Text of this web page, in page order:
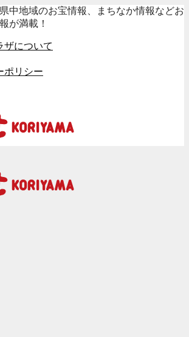
中地域のお宝情報、まちなか情報などお
が満載！
ザについて
ポリシー